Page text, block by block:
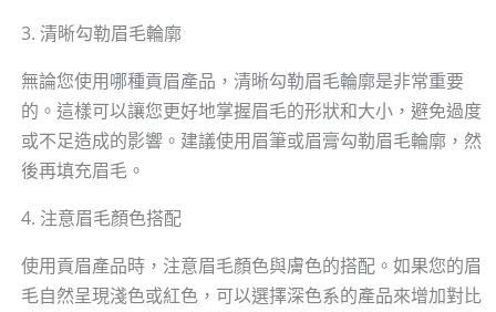
3. 清晰勾勒眉毛輪廓
無論您使用哪種貢眉產品，清晰勾勒眉毛輪廓是非常重要
的。這樣可以讓您更好地掌握眉毛的形狀和大小，避免過度
或不足造成的影響。建議使用眉筆或眉膏勾勒眉毛輪廓，然
後再填充眉毛。
4. 注意眉毛顏色搭配
使用貢眉產品時，注意眉毛顏色與膚色的搭配。如果您的眉
毛自然呈現淺色或紅色，可以選擇深色系的產品來增加對比